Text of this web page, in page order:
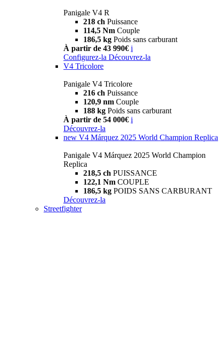
Panigale V4 R
218 ch Puissance
114,5 Nm Couple
186,5 kg Poids sans carburant
À partir de 43 990€ i
Configurez-la Découvrez-la
V4 Tricolore
Panigale V4 Tricolore
216 ch Puissance
120,9 nm Couple
188 kg Poids sans carburant
À partir de 54 000€ i
Découvrez-la
new V4 Márquez 2025 World Champion Replica
Panigale V4 Márquez 2025 World Champion
Replica
218,5 ch PUISSANCE
122,1 Nm COUPLE
186,5 kg POIDS SANS CARBURANT
Découvrez-la
Streetfighter